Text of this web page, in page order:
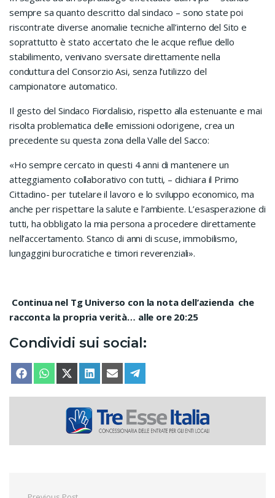
sempre sa quanto descritto dal sindaco – sono state poi
riscontrate diverse anomalie tecniche all’interno del Sito e
soprattutto è stato accertato che le acque reflue dello
stabilimento, venivano sversate direttamente nella
conduttura del Consorzio Asi, senza l’utilizzo del
campionatore automatico.
Il gesto del Sindaco Fiordalisio, rispetto alla estenuante e mai
risolta problematica delle emissioni odorigene, crea un
precedente su questa zona della Valle del Sacco:
«Ho sempre cercato in questi 4 anni di mantenere un
atteggiamento collaborativo con tutti, – dichiara il Primo
Cittadino- per tutelare il lavoro e lo sviluppo economico, ma
anche per rispettare la salute e l’ambiente. L’esasperazione di
tutti, ha obbligato la mia persona a procedere direttamente
nell’accertamento. Stanco di anni di scuse, immobilismo,
lungaggini burocratiche e timori reverenziali».
Continua nel Tg Universo con la nota dell’azienda che
racconta la propria verità… alle ore 20:25
Condividi sui social:
SHARE ON
FACEBOOKSHARE ON
WHATSAPPSHARE ON
X (TWITTER)
SHARE ON
LINKEDINSHARE ON
EMAIL